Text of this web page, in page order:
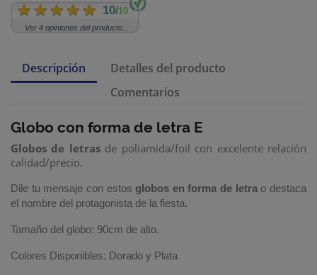
10/10
Ver 4 opiniones del producto...
Descripción
Detalles del producto
Comentarios
Globo con forma de letra E
Globos de letras de poliamida/foil con excelente relación
calidad/precio.
Dile tu mensaje con estos globos en forma de letrao destaca
el nombre del protagonista de la fiesta.
Tamaño del globo: 90cm de alto.
Colores Disponibles: Dorado y Plata